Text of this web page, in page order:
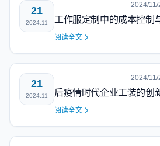
21
2024.11
2024/11/
工作服定制中的成本控制
阅读全文
21
2024.11
2024/11/
后疫情时代企业工装的创
阅读全文